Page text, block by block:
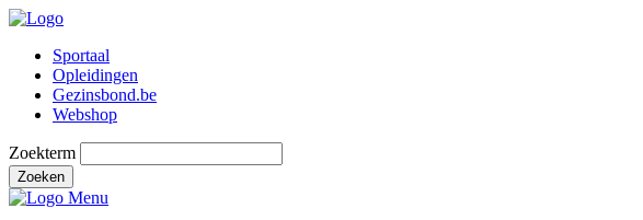
Sportaal
Opleidingen
Gezinsbond.be
Webshop
Zoekterm
Zoeken
Menu